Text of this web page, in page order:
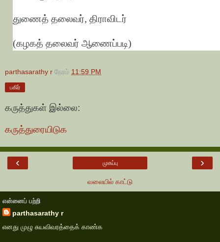
துணைத் தலைவர், திராவிடர்
(கழகத் தலைவர் ஆணைப்படி)
parthasarathy r நேரம் 11:59 PM
பகிர்
கருத்துகள் இல்லை:
கருத்துரையிடுக
‹ ›
முகப்பு
வலையில் காட்டு
என்னைப் பற்றி
parthasarathy r
எனது முழு சுயவிவரத்தைக் காண்க